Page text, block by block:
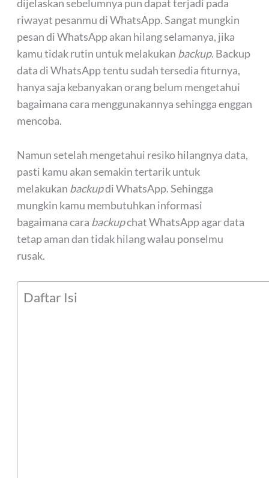
dijelaskan sebelumnya pun dapat terjadi pada
riwayat pesanmu di WhatsApp. Sangat mungkin
pesan di WhatsApp akan hilang selamanya, jika
kamu tidak rutin untuk melakukan backup. Backup
data di WhatsApp tentu sudah tersedia fiturnya,
hanya saja kebanyakan orang belum mengetahui
bagaimana cara menggunakannya sehingga enggan
mencoba.
Namun setelah mengetahui resiko hilangnya data,
pasti kamu akan semakin tertarik untuk
melakukan backupdi WhatsApp. Sehingga
mungkin kamu membutuhkan informasi
bagaimana cara backupchat WhatsApp agar data
tetap aman dan tidak hilang walau ponselmu
rusak.
Daftar Isi